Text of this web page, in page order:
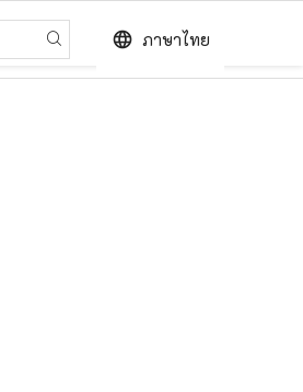
language ภาษาไทย